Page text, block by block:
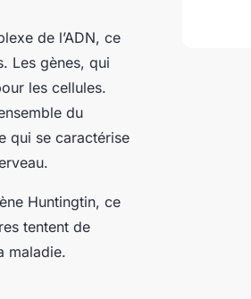
de l’ADN, ce
Les gènes, qui
les cellules.
du
qui se caractérise
Huntingtin, ce
tentent de
maladie.